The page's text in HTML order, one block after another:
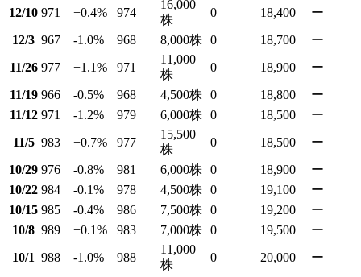
12/10 971 +0.4% 974
16,000
株
0 18,400
ー
12/3 967 -1.0% 968 8,000株 0 18,700
ー
11/26 977 +1.1% 971
11,000
株
0 18,900
ー
11/19 966 -0.5% 968 4,500株 0 18,800
ー
11/12 971 -1.2% 979 6,000株 0 18,500
ー
11/5 983 +0.7% 977
15,500
株
0 18,500
ー
10/29 976 -0.8% 981 6,000株 0 18,900
ー
10/22 984 -0.1% 978 4,500株 0 19,100
ー
10/15 985 -0.4% 986 7,500株 0 19,200
ー
10/8 989 +0.1% 983 7,000株 0 19,500
ー
10/1 988 -1.0% 988
11,000
株
0 20,000
ー